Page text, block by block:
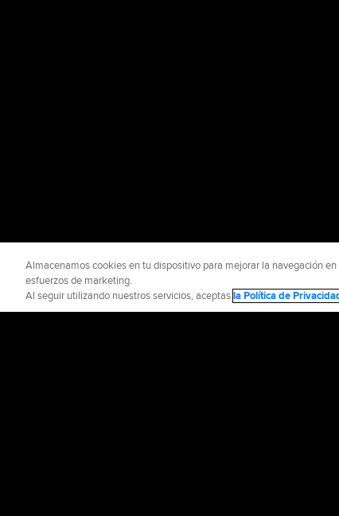
Almacenamos cookies en tu dispositivo para mejorar la navegación
esfuerzos de marketing.
Al seguir utilizando nuestros servicios, aceptasla Política de